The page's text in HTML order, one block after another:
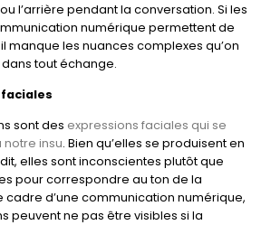
l’arrière pendant la conversation. Si les
numérique permettent de
manque les nuances complexes qu’on
tout échange.
sont des expressions faciales qui se
insu. Bien qu’elles se produisent en
elles sont inconscientes plutôt que
pour correspondre au ton de la
cadre d’une communication numérique,
peuvent ne pas être visibles si la